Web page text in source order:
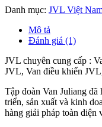
Danh mục: JVL Việt
Mô tả
Đánh giá (1)
JVL chuyên cung cấp :
JVL, Van điều khiển
Tập đoàn Van Juliang
triển, sản xuất và kinh
hàng giải pháp toàn diện